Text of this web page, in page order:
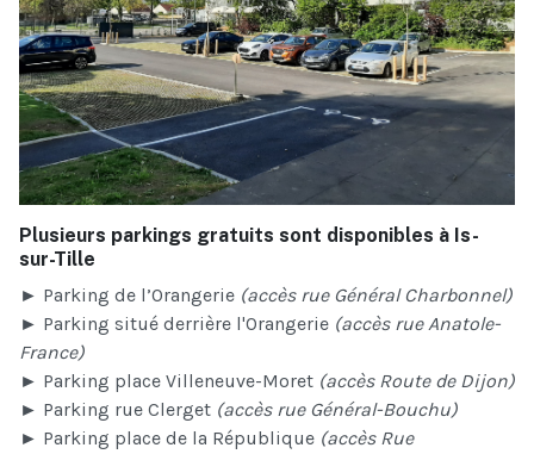
Plusieurs parkings gratuits sont disponibles à Is-
sur-Tille
► Parking de l’Orangerie (accès rue Général Charbonnel)
► Parking situé derrière l'Orangerie (accès rue Anatole-
France)
► Parking place Villeneuve-Moret (accès Route de Dijon)
► Parking rue Clerget (accès rue Général-Bouchu)
► Parking place de la République (accès Rue